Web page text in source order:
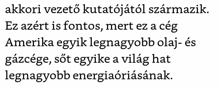
akkori vezető kutatójától származik.
Ez azért is fontos, mert ez a cég
Amerika egyik legnagyobb olaj- és
gázcége, sőt egyike a világ hat
legnagyobb energiaóriásának.